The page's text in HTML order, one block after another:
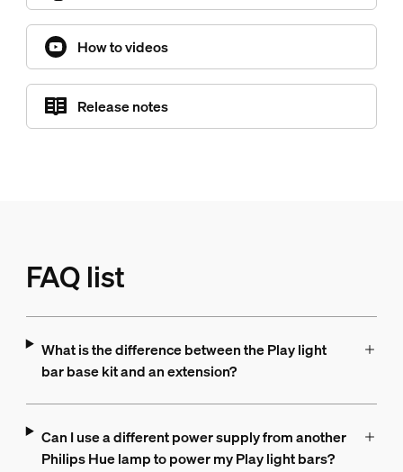
How to videos
Release notes
FAQ list
What is the difference between the Play light
bar base kit and an extension?
Can I use a different power supply from another
Philips Hue lamp to power my Play light bars?